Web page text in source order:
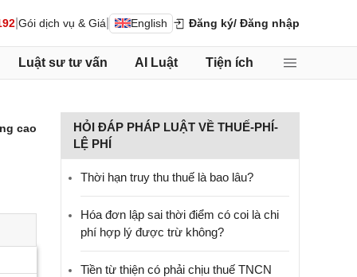
Gói dịch vụ & Giá English Đăng ký/ Đăng nhập
Luật sư tư vấn AI Luật Tiện ích
cao
HỎI ĐÁP PHÁP LUẬT VỀ THUẾ-PHÍ-
LỆ PHÍ
Thời hạn truy thu thuế là bao lâu?
Hóa đơn lập sai thời điểm có coi là chi
phí hợp lý được trừ không?
Tiền từ thiện có phải chịu thuế TNCN